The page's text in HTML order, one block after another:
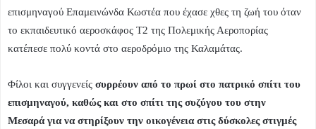
επισμηναγού Επαμεινώνδα Κωστέα που έχασε χθες τη ζωή του όταν
το εκπαιδευτικό αεροσκάφος Τ2 της Πολεμικής Αεροπορίας
κατέπεσε πολύ κοντά στο αεροδρόμιο της Καλαμάτας.
Φίλοι και συγγενείς συρρέουν από το πρωί στο πατρικό σπίτι του
επισμηναγού, καθώς και στο σπίτι της συζύγου του στην
Μεσαρά για να στηρίξουν την οικογένεια στις δύσκολες στιγμές